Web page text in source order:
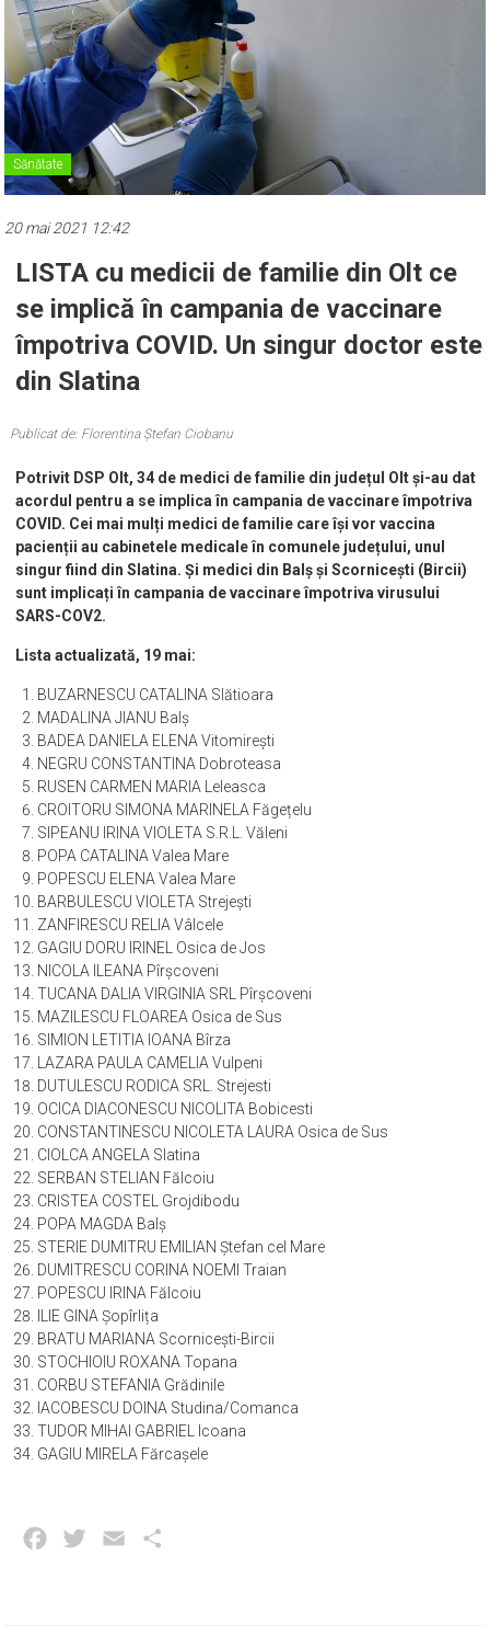
Sănătate
20 mai 2021 12:42
LISTA cu medicii de familie din Olt ce
se implică în campania de vaccinare
împotriva COVID. Un singur doctor este
din Slatina
Publicat de: Florentina Ștefan Ciobanu
Potrivit DSP Olt, 34 de medici de familie din județul Olt și-au dat
acordul pentru a se implica în campania de vaccinare împotriva
COVID. Cei mai mulți medici de familie care își vor vaccina
pacienții au cabinetele medicale în comunele județului, unul
singur fiind din Slatina. Și medici din Balș și Scornicești (Bircii)
sunt implicați în campania de vaccinare împotriva virusului
SARS-COV2.
Lista actualizată, 19 mai:
BUZARNESCU CATALINA Slătioara
MADALINA JIANU Balș
BADEA DANIELA ELENA Vitomirești
NEGRU CONSTANTINA Dobroteasa
RUSEN CARMEN MARIA Leleasca
CROITORU SIMONA MARINELA Făgețelu
SIPEANU IRINA VIOLETA S.R.L. Văleni
POPA CATALINA Valea Mare
POPESCU ELENA Valea Mare
BARBULESCU VIOLETA Strejești
ZANFIRESCU RELIA Vâlcele
GAGIU DORU IRINEL Osica de Jos
NICOLA ILEANA Pîrșcoveni
TUCANA DALIA VIRGINIA SRL Pîrșcoveni
MAZILESCU FLOAREA Osica de Sus
SIMION LETITIA IOANA Bîrza
LAZARA PAULA CAMELIA Vulpeni
DUTULESCU RODICA SRL. Strejesti
OCICA DIACONESCU NICOLITA Bobicesti
CONSTANTINESCU NICOLETA LAURA Osica de Sus
CIOLCA ANGELA Slatina
SERBAN STELIAN Fălcoiu
CRISTEA COSTEL Grojdibodu
POPA MAGDA Balș
STERIE DUMITRU EMILIAN Ștefan cel Mare
DUMITRESCU CORINA NOEMI Traian
POPESCU IRINA Fălcoiu
ILIE GINA Șopîrlița
BRATU MARIANA Scornicești-Bircii
STOCHIOIU ROXANA Topana
CORBU STEFANIA Grădinile
IACOBESCU DOINA Studina/Comanca
TUDOR MIHAI GABRIEL Icoana
GAGIU MIRELA Fărcașele
Facebook
Twitter Email